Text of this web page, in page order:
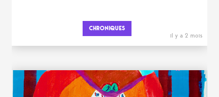
CHRONIQUES
il y a 2 mois